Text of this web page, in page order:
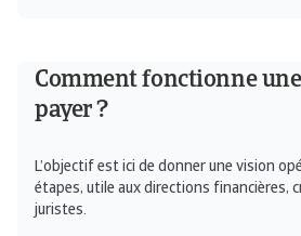
Comment fonctionne
payer ?
L’objectif est ici de donner une vision
étapes, utile aux directions financières,
juristes.